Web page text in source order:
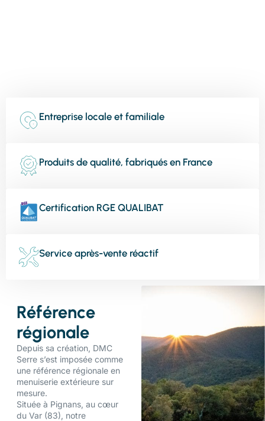
Entreprise locale et familiale
Produits de qualité, fabriqués en France
Certification RGE QUALIBAT
Service après-vente réactif
Référence
régionale
Depuis sa création, DMC
Serre s’est imposée comme
une référence régionale en
menuiserie extérieure sur
mesure.
Située à Pignans, au cœur
du Var (83), notre